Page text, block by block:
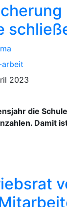
2023
die
Damit